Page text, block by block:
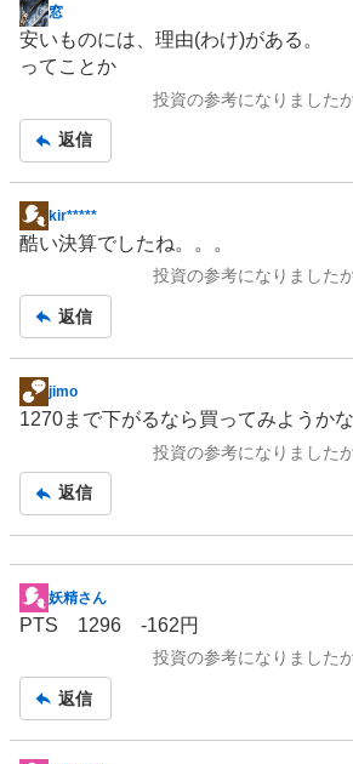
掲
示
板
窓
安いものには、理由(わけ)がある。
ってことか
投資の参考になりました
返信
掲
示
事
kir*****
酷い決算でしたね。。。
投資の参考になりました
返信
掲
示
事
jimo
1270まで下がるなら買ってみようかな
投資の参考になりました
返信
掲
示
事
妖精さん
PTS 1296 -162円
投資の参考になりました
返信